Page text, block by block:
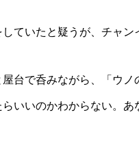
ていたと疑うが、チャ
台で呑みながら、「ウ
いいのかわからない。